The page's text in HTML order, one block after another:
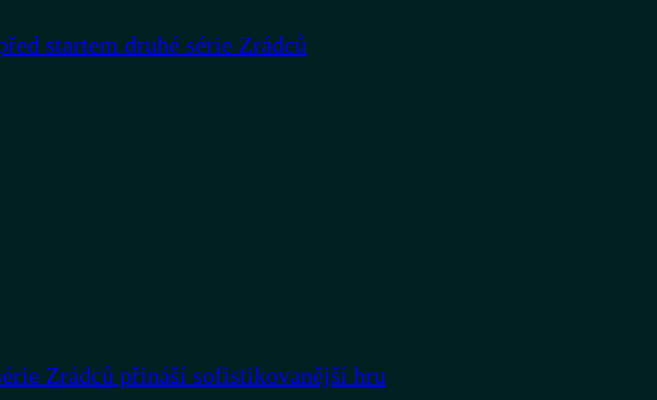
startem druhé série Zrádců
Zrádců přináší sofistikovanější hru